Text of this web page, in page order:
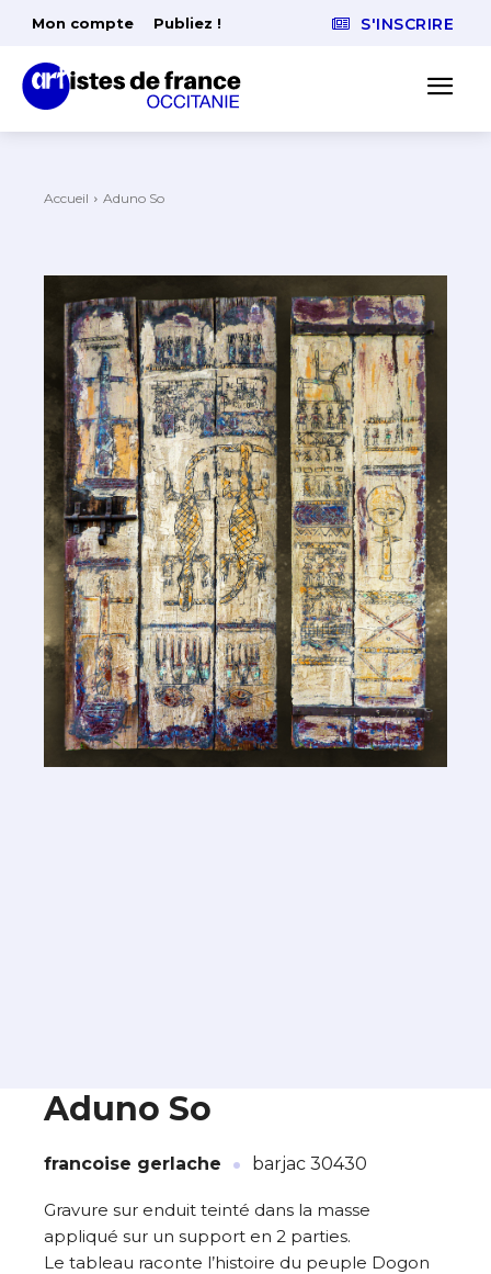
Mon compte Publiez ! S'INSCRIRE
Accueil Aduno So
À propos de cette œuvre
L’artiste assume l’entière responsabilité
de cette annonce ainsi que la vente et
la livraison de l’œuvre originale.
Aduno So
francoise gerlache · barjac 30430
Gravure sur enduit teinté dans la masse
appliqué sur un support en 2 parties.
Le tableau raconte l’histoire du peuple Dogon